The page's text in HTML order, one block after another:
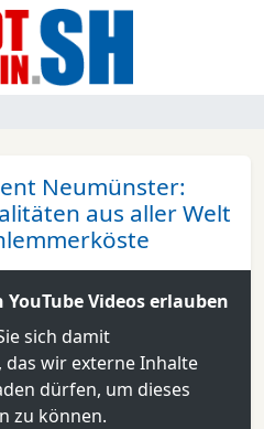
Neumünster:
aus aller Welt
Videos erlauben
sich damit
das wir externe Inhalte
dürfen, um dieses
zu können.